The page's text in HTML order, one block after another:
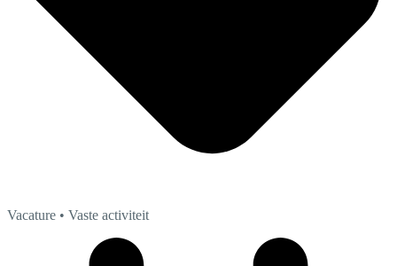
Vacature • Vaste activiteit